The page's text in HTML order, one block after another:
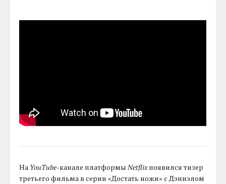
На YouTube-канале платформыNetflixпоявился тизер
третьего фильма в серии «Достать ножи» с Дэниэлом